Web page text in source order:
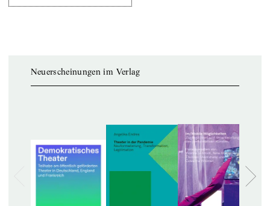
Neuerscheinungen im Verlag